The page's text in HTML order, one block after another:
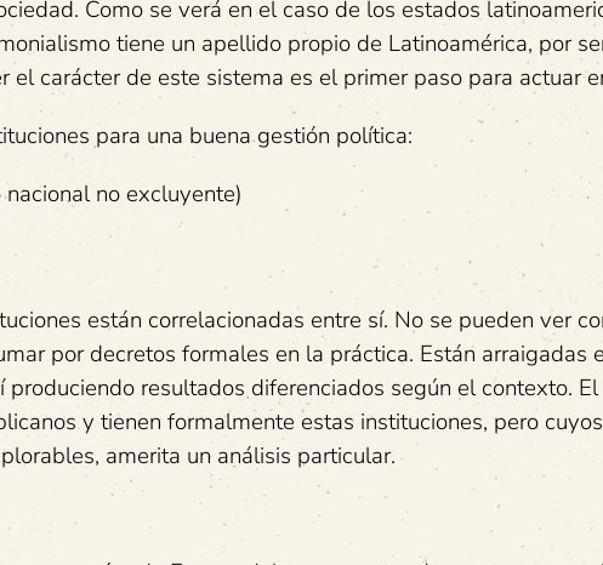
Como se verá en el caso de los estados
tiene un apellido propio de Latinoamérica, por
el carácter de este sistema es el primer paso para actuar
para una buena gestión política:
no excluyente)
están correlacionadas entre sí. No se pueden ver
por decretos formales en la práctica. Están arraigadas
resultados diferenciados según el contexto.
y tienen formalmente estas instituciones, pero
amerita un análisis particular.